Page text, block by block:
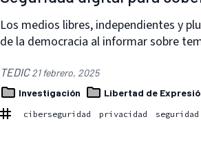
Los medios libres, independientes y
de la democracia al informar sobre
TEDIC21 febrero, 2025
Investigación
Libertad de
ciberseguridad privacidad